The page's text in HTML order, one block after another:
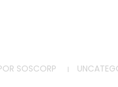
SOSCORP